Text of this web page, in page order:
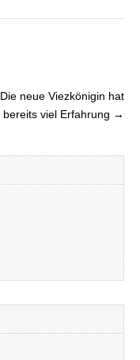
Die neue Viezkönigin hat
bereits viel Erfahrung →